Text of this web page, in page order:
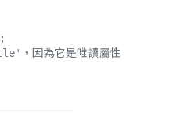
，因為它是唯讀屬性